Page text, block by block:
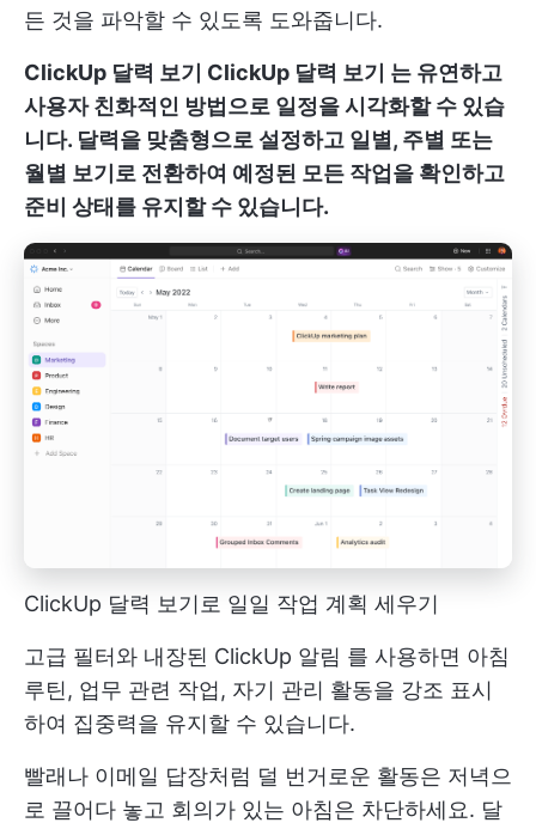
든 것을 파악할 수 있도록 도와줍니다.
ClickUp 달력 보기 ClickUp 달력 보기 는 유연하고
사용자 친화적인 방법으로 일정을 시각화할 수 있습
니다. 달력을 맞춤형으로 설정하고 일별, 주별 또는
월별 보기로 전환하여 예정된 모든 작업을 확인하고
준비 상태를 유지할 수 있습니다.
ClickUp 달력 보기로 일일 작업 계획 세우기
고급 필터와 내장된 ClickUp 알림 를 사용하면 아침
루틴, 업무 관련 작업, 자기 관리 활동을 강조 표시
하여 집중력을 유지할 수 있습니다.
빨래나 이메일 답장처럼 덜 번거로운 활동은 저녁으
로 끌어다 놓고 회의가 있는 아침은 차단하세요. 달